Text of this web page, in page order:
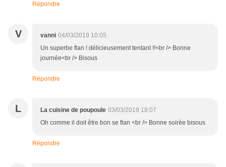
Répondre
V vanni 04/03/2019 10:05
Un superbe flan ! délicieusement tentant !!<br /> Bonne
journée<br /> Bisous
Répondre
L La cuisine de poupoule 03/03/2019 18:07
Oh comme il doit être bon se flan <br /> Bonne soirée bisous
Répondre